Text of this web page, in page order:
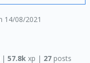
14/08/2021
|57.8k xp | 27 posts